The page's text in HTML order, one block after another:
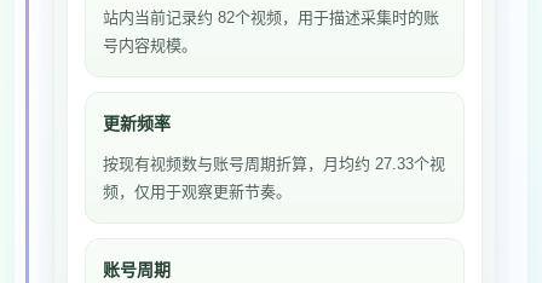
站内当前记录约 82个视频，用于描述采集时的账
号内容规模。
更新频率
按现有视频数与账号周期折算，月均约 27.33个视
频，仅用于观察更新节奏。
账号周期